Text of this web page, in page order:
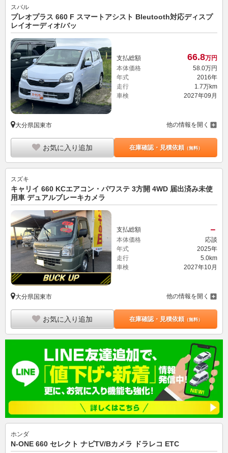
スバル
プレオプラス 660 F スマートアシスト Bleutooth対応ディスプ
レイオーディオ/バッ
支払総額 66.8万円
本体価格
58.0万円
年式
2016年
走行
1.7万km
車検
2027年09月
大分県国東市 他の情報を開く
お気に入り追加 在庫確認・見積依頼（無料）
スズキ
キャリイ 660 KCエアコン・パワステ 3方開 4WD 届出済み未使
用車 デュアルブレーキカメラ
支払総額 －
本体価格
応談
年式
2025年
走行
5.0km
車検
2027年10月
大分県国東市 他の情報を開く
お気に入り追加 在庫確認・見積依頼（無料）
ホンダ
N-ONE 660 セレクト ナビTV/Bカメラ ドラレコ ETC